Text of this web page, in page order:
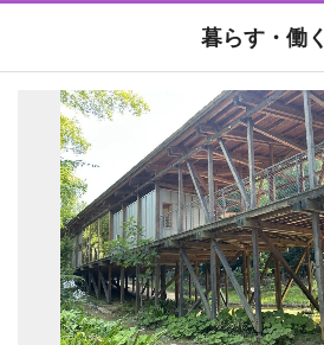
暮らす・働く